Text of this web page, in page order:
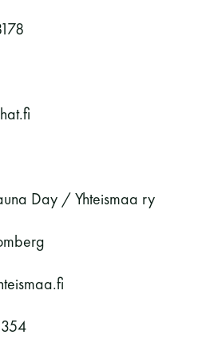
Day / Yhteismaa ry